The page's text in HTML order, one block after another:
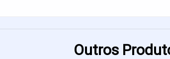
Outros